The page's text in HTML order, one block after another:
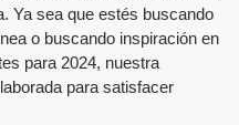
Ya sea que estés buscando
o buscando inspiración en
para 2024, nuestra
para satisfacer